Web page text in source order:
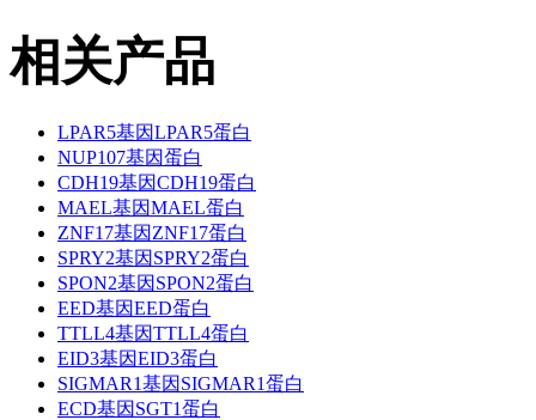
相关产品
LPAR5基因LPAR5蛋白
NUP107基因蛋白
CDH19基因CDH19蛋白
MAEL基因MAEL蛋白
ZNF17基因ZNF17蛋白
SPRY2基因SPRY2蛋白
SPON2基因SPON2蛋白
EED基因EED蛋白
TTLL4基因TTLL4蛋白
EID3基因EID3蛋白
SIGMAR1基因SIGMAR1蛋白
ECD基因SGT1蛋白